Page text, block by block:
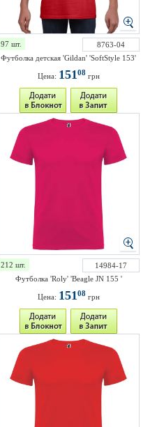
97 шт.
8763-04
Футболка детская 'Gildan' 'SoftStyle 153'
Цена: 15108грн
212 шт.
14984-17
Футболка 'Roly' 'Beagle JN 155 '
Цена: 15108грн